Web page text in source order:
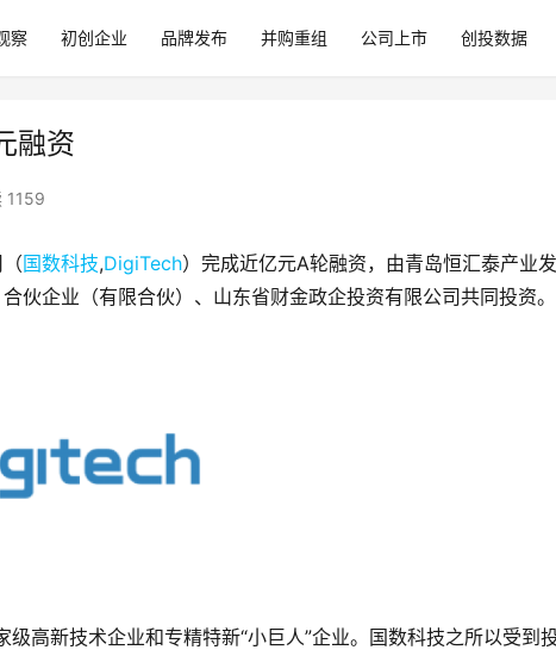
察 初创企业 品牌发布 并购重组 公司上市 创投数据
融资
1159
国数科技,DigiTech）完成近亿元A轮融资，由青岛恒汇泰产业发
伙企业（有限合伙）、山东省财金政企投资有限公司共同投资。
高新技术企业和专精特新“小巨人”企业。国数科技之所以受到